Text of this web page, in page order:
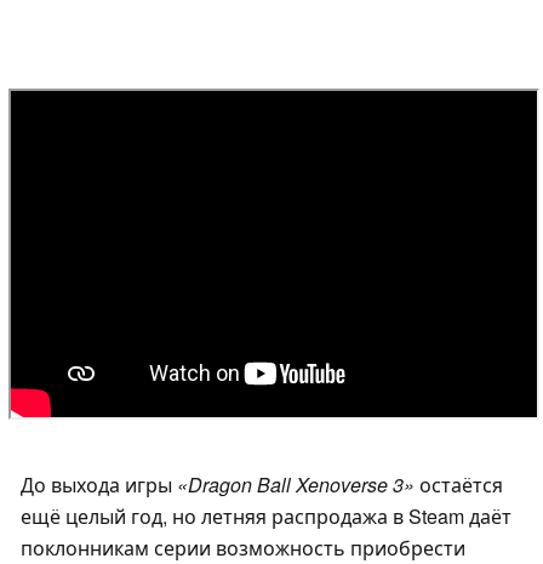
До выхода игры «Dragon Ball Xenoverse 3» остаётся
ещё целый год, но летняя распродажа в Steam даёт
поклонникам серии возможность приобрести